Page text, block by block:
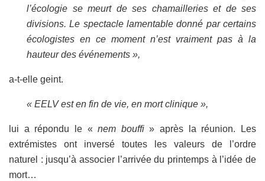
l’écologie se meurt de ses chamailleries et de ses
divisions. Le spectacle lamentable donné par certains
écologistes en ce moment n’est vraiment pas à la
hauteur des événements »,
a-t-elle geint.
« EELV est en fin de vie, en mort clinique »,
lui a répondu le « nem bouffi» après la réunion. Les
extrémistes ont inversé toutes les valeurs de l’ordre
naturel : jusqu’à associer l’arrivée du printemps à l’idée de
mort…